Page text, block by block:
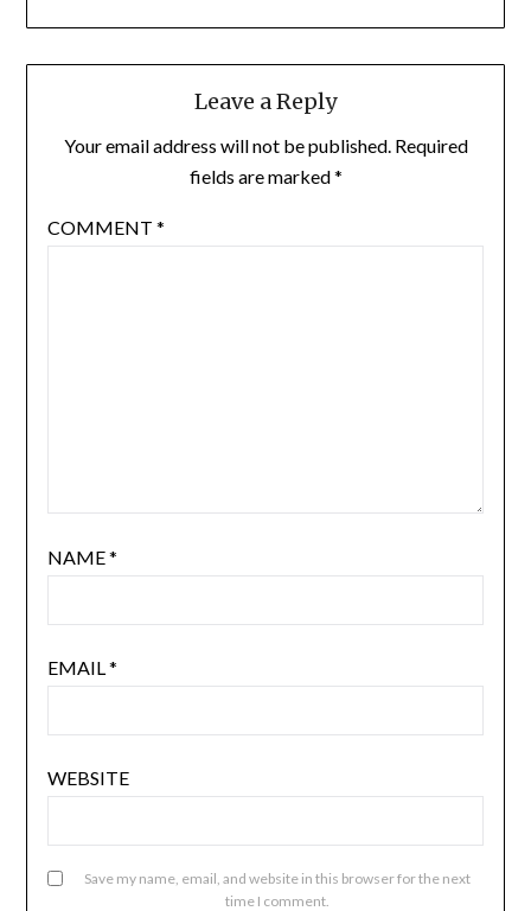
Leave a Reply
Your email address will not be published. Required
fields are marked*
COMMENT *
NAME*
EMAIL *
WEBSITE
Save my name, email, and website in this browser for the next
time I comment.